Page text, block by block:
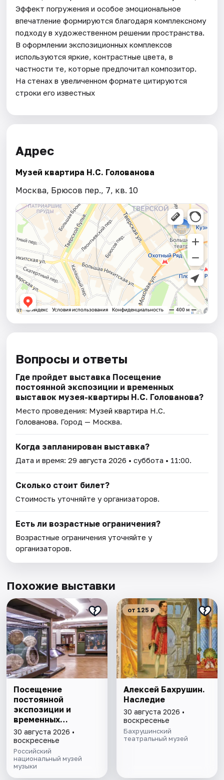
Эффект погружения и особое эмоциональное
впечатление формируются благодаря комплексному
подходу в художественном решении пространства.
В оформлении экспозиционных комплексов
используются яркие, контрастные цвета, в
частности те, которые предпочитал композитор.
На стенах в увеличенном формате цитируются
строки его известных
Адрес
Музей квартира Н.С. Голованова
Москва, Брюсов пер., 7, кв. 10
Вопросы и ответы
Где пройдет выставка Посещение
постоянной экспозиции и временных
выставок музея-квартиры Н.С. Голованова?
Место проведения: Музей квартира Н.С.
Голованова. Город — Москва.
Когда запланирован выставка?
Дата и время:29 августа 2026 • суббота • 11:00.
Сколько стоит билет?
Стоимость уточняйте у организаторов.
Есть ли возрастные ограничения?
Возрастные ограничения уточняйте у
организаторов.
Похожие выставки
Посещение
постоянной
экспозиции и
временных
выставок Музея
музыки
30 августа 2026 •
воскресенье
Российский
национальный музей
музыки
от 125 ₽
Алексей Бахрушин.
Наследие
30 августа 2026 •
воскресенье
Бахрушинский
театральный музей